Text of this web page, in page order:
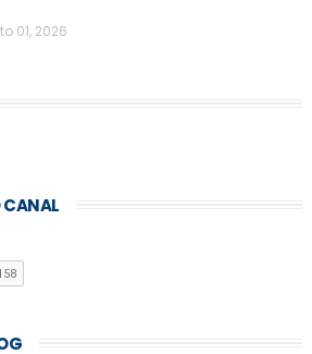
01, 2026
CANAL